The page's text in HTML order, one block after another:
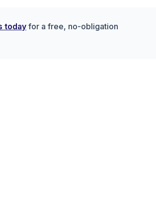
today for a free, no-obligation